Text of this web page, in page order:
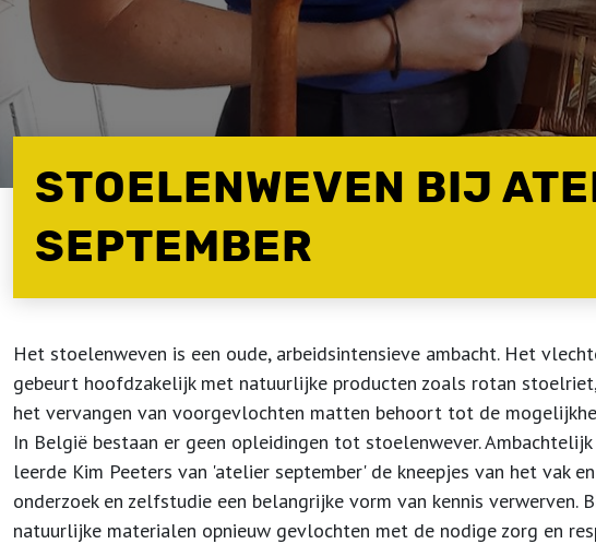
STOELENWEVEN BIJ
SEPTEMBER
Het stoelenweven is een oude, arbeidsintensieve ambacht. Het
gebeurt hoofdzakelijk met natuurlijke producten zoals rotan stoelriet,
het vervangen van voorgevlochten matten behoort tot de
In België bestaan er geen opleidingen tot stoelenwever.
leerde Kim Peeters van 'atelier september' de kneepjes van het vak
onderzoek en zelfstudie een belangrijke vorm van kennis
natuurlijke materialen opnieuw gevlochten met de nodige zorg en